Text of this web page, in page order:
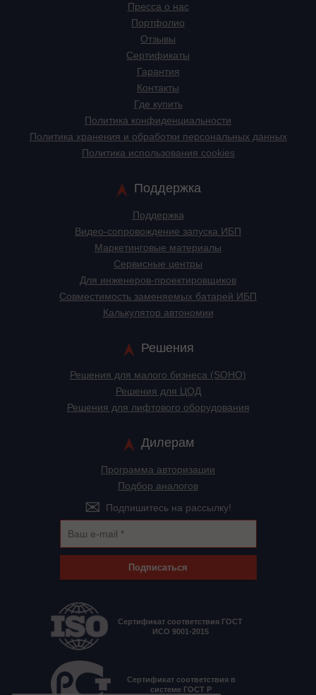
Пресса о нас
Портфолио
Отзывы
Сертификаты
Гарантия
Контакты
Где купить
Политика конфиденциальности
Политика хранения и обработки персональных данных
Политика использования cookies
Поддержка
Поддержка
Видео-сопровождение запуска ИБП
Маркетинговые материалы
Сервисные центры
Для инженеров-проектировщиков
Cовместимость заменяемых батарей ИБП
Калькулятор автономии
Решения
Решения для малого бизнеса (SOHO)
Решения для ЦОД
Решения для лифтового оборудования
Дилерам
Программа авторизации
Подбор аналогов
Подпишитесь на рассылку!
Подписаться
Сертификат соответствия ГОСТ
ИСО 9001-2015
Сертификат соответствия в
системе ГОСТ Р